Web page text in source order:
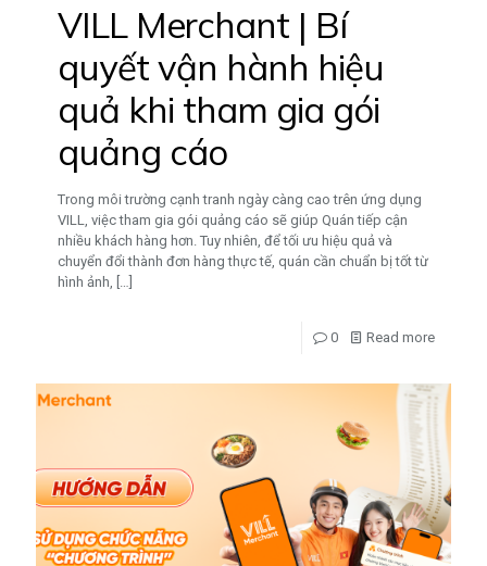
VILL Merchant | Bí
quyết vận hành hiệu
quả khi tham gia gói
quảng cáo
Trong môi trường cạnh tranh ngày càng cao trên ứng dụng
VILL, việc tham gia gói quảng cáo sẽ giúp Quán tiếp cận
nhiều khách hàng hơn. Tuy nhiên, để tối ưu hiệu quả và
chuyển đổi thành đơn hàng thực tế, quán cần chuẩn bị tốt từ
hình ảnh, […]
0 Read more